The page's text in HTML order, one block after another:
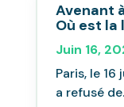
Avenant
Où est la
Juin 16,
Paris, le
a refusé